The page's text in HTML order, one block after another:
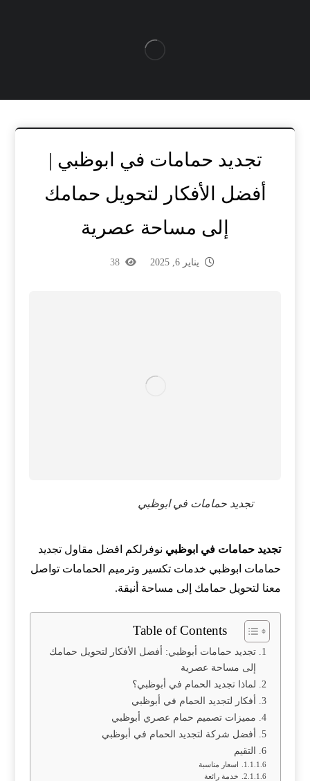
تجديد حمامات في ابوظبي |
أفضل الأفكار لتحويل حمامك
إلى مساحة عصرية
يناير 6, 2025 38
تجديد حمامات في ابوظبي
تجديد حمامات في ابوظبي نوفرلكم افضل مقاول تجديد
حمامات ابوظبي خدمات تكسير وترميم الحمامات تواصل
معنا لتحويل حمامك إلى مساحة أنيقة.
Table of Contents
تجديد حمامات أبوظبي: أفضل الأفكار لتحويل حمامك
إلى مساحة عصرية
لماذا تجديد الحمام في أبوظبي؟
أفكار لتجديد الحمام في أبوظبي
مميزات تصميم حمام عصري أبوظبي
أفضل شركة لتجديد الحمام في أبوظبي
التقيم
اسعار مناسبة
خدمة رائعة